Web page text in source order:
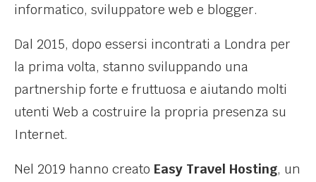
informatico, sviluppatore web e blogger.
Dal 2015, dopo essersi incontrati a Londra per
la prima volta, stanno sviluppando una
partnership forte e fruttuosa e aiutando molti
utenti Web a costruire la propria presenza su
Internet.
Nel 2019 hanno creato Easy Travel Hosting, un